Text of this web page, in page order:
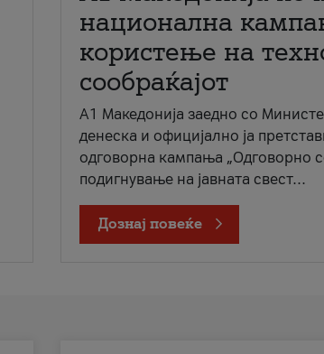
национална
користење на
сообраќајот
A1 Македонија заедно со
денеска и официјално ја
одговорна кампања „Одговорно
подигнување на јавната свест...
Дознај повеќе